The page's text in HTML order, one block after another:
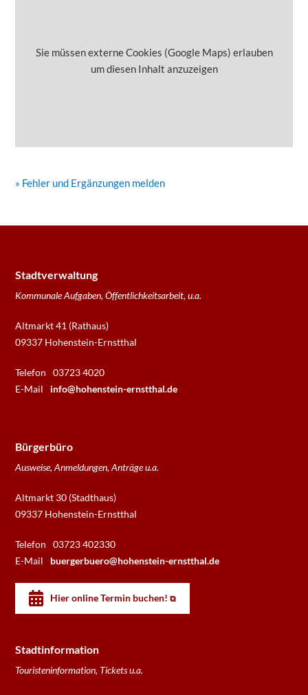
Sie müssen externe Cookies (Google Maps) erlauben
um diesen Inhalt anzuzeigen
» Fehler und Ergänzungen melden
Stadtverwaltung
Kommunale Aufgaben, Öffentlichkeitsarbeit, u.a.
Altmarkt 41 (Rathaus)
09337 Hohenstein-Ernstthal
Telefon
03723 4020
E-Mail
info@hohenstein-ernstthal.de
Bürgerbüro
Ausweise, Anmeldungen, Anträge u.a.
Altmarkt 30 (Stadthaus)
09337 Hohenstein-Ernstthal
Telefon
03723 402330
E-Mail
buergerbuero@hohenstein-ernstthal.de
Hier online Termin buchen!
Stadtinformation
Touristeninformation, Tickets u.a.